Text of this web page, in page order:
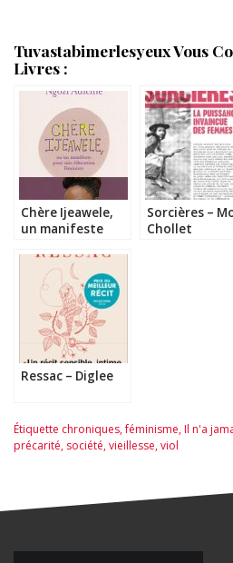
Tuvastabimerlesyeux Vous
Livres :
Chère Ijeawele,
un manifeste
éducation
féministe –
Chimamanda
Ngozi Adichie
Sorcières –
Chollet
Ressac – Diglee
Étiquette chroniques,féminisme,Il n'a
précarité, société,vieillesse,viol